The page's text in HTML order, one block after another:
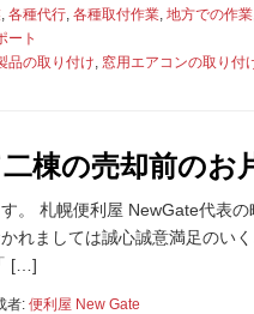
各種代行 各種取付作業 地方での作業
ート
品の取り付け 窓用エアコンの取り付
棟の売却前のお
。 札幌便利屋 NewGate代表
れましては誠心誠意満足のい
[…]
者: 便利屋 New Gate